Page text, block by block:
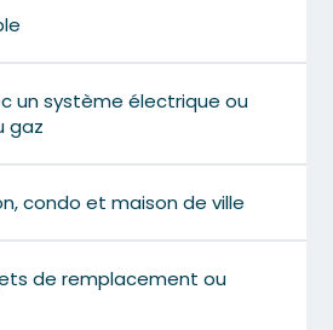
un système électrique ou
gaz
condo et maison de ville
de remplacement ou